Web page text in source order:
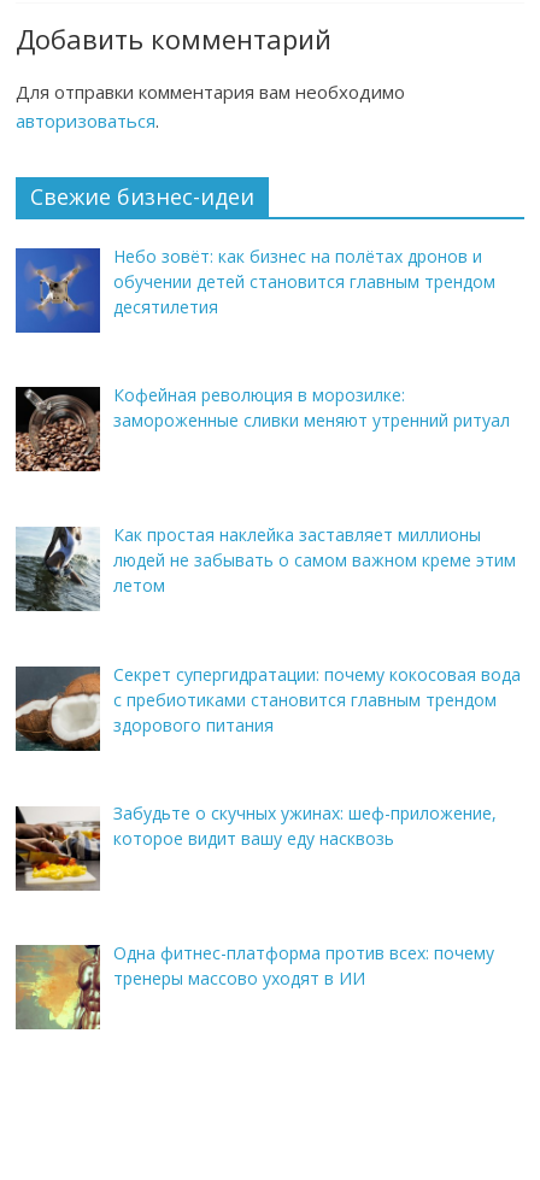
Добавить комментарий
Для отправки комментария вам необходимо
авторизоваться.
Свежие бизнес-идеи
Небо зовёт: как бизнес на полётах дронов и
обучении детей становится главным трендом
десятилетия
Кофейная революция в морозилке:
замороженные сливки меняют утренний ритуал
Как простая наклейка заставляет миллионы
людей не забывать о самом важном креме этим
летом
Секрет супергидратации: почему кокосовая вода
с пребиотиками становится главным трендом
здорового питания
Забудьте о скучных ужинах: шеф-приложение,
которое видит вашу еду насквозь
Одна фитнес-платформа против всех: почему
тренеры массово уходят в ИИ